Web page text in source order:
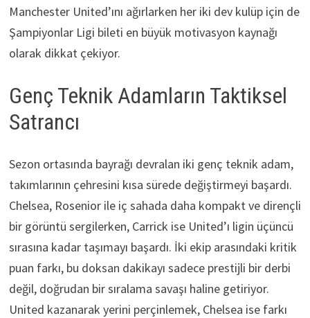
Manchester United’ını ağırlarken her iki dev kulüp için de
Şampiyonlar Ligi bileti en büyük motivasyon kaynağı
olarak dikkat çekiyor.
Genç Teknik Adamların Taktiksel
Satrancı
Sezon ortasında bayrağı devralan iki genç teknik adam,
takımlarının çehresini kısa sürede değiştirmeyi başardı.
Chelsea, Rosenior ile iç sahada daha kompakt ve dirençli
bir görüntü sergilerken, Carrick ise United’ı ligin üçüncü
sırasına kadar taşımayı başardı. İki ekip arasındaki kritik
puan farkı, bu doksan dakikayı sadece prestijli bir derbi
değil, doğrudan bir sıralama savaşı haline getiriyor.
United kazanarak yerini perçinlemek, Chelsea ise farkı